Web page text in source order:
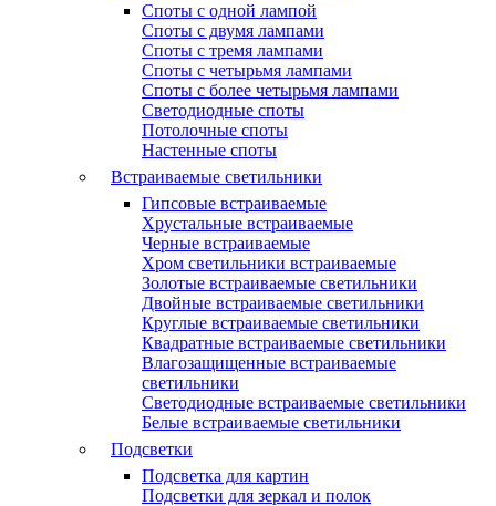
Споты с одной лампой
Споты с двумя лампами
Споты с тремя лампами
Споты с четырьмя лампами
Споты с более четырьмя лампами
Светодиодные споты
Потолочные споты
Настенные споты
Встраиваемые светильники
Гипсовые встраиваемые
Хрустальные встраиваемые
Черные встраиваемые
Хром светильники встраиваемые
Золотые встраиваемые светильники
Двойные встраиваемые светильники
Круглые встраиваемые светильники
Квадратные встраиваемые светильники
Влагозащищенные встраиваемые
светильники
Светодиодные встраиваемые светильники
Белые встраиваемые светильники
Подсветки
Подсветка для картин
Подсветки для зеркал и полок